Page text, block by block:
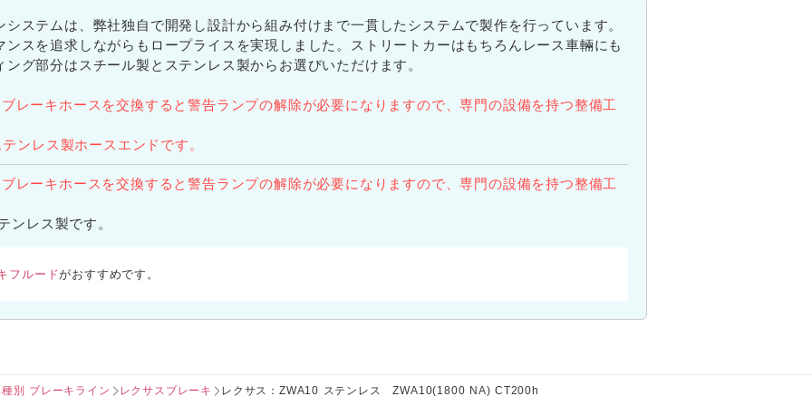
ステムは、弊社独自で開発し設計から組み付けまで一貫したシステムで製作を行っています。
スを追求しながらもロープライスを実現しました。ストリートカーはもちろんレース車輛にも
グ部分はスチール製とステンレス製からお選びいただけます。
レーキホースを交換すると警告ランプの解除が必要になりますので、専門の設備を持つ整備工
ンレス製ホースエンドです。
レーキホースを交換すると警告ランプの解除が必要になりますので、専門の設備を持つ整備工
ンレス製です。
フルードがおすすめです。
別 ブレーキライン レクサスブレーキ レクサス：ZWA10 ステンレス ZWA10(1800 NA) CT200h